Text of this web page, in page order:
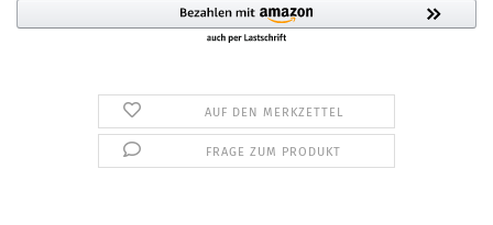
AUF DEN MERKZETTEL
FRAGE ZUM PRODUKT